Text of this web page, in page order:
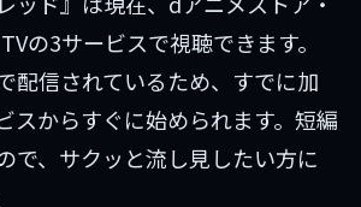
の3サービスで視聴できます。
配信されているため、すでに加
スからすぐに始められます。短編
で、サクッと流し見したい方に